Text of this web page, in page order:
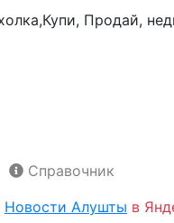
Справочник
Новости Алушты в